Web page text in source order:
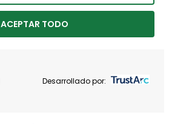
ACEPTAR TODO
Desarrollado por: